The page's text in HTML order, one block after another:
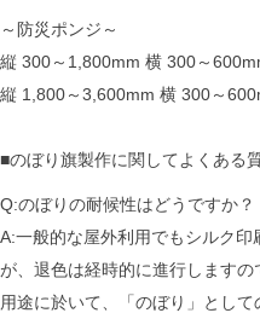
～防災ポンジ～
縦 300～1,800mm 横 300～
縦 1,800～3,600mm 横 300～
■のぼり旗製作に関してよくある
Q:のぼりの耐候性はどうですか？
A:一般的な屋外利用でもシルク
が、退色は経時的に進行します
用途に於いて、「のぼり」とし